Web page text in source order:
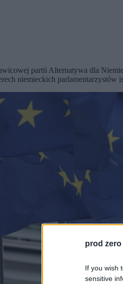
prod zero
If you wish
sensitive
partii Alternatywa dla
niemieckich